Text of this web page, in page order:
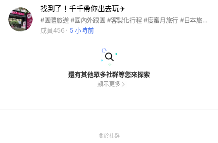
找到了！千千帶你出去玩✈️
#團體旅遊 #國內外跟團 #客製化行程 #度蜜月旅行 #日本旅遊 #泰國旅遊#歐洲旅遊 #護照代辦 #簽證代辦 #員工旅遊 #包團旅遊 #畢業旅行 #4人迷你團包團
成員456
5 小時前
還有其他眾多社群等您來探索
顯示更多
關於社群(Open